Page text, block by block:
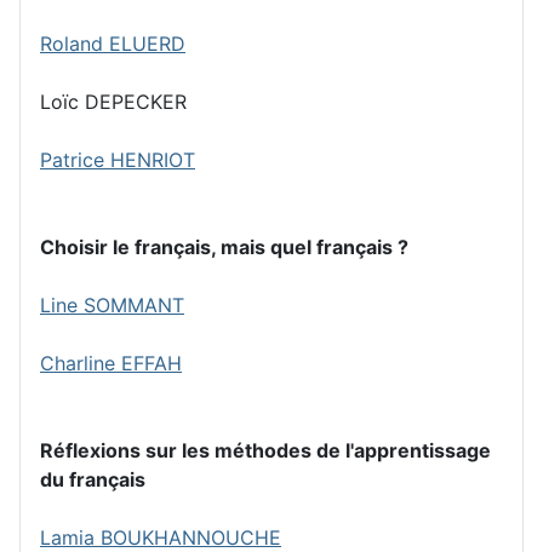
Roland ELUERD
Loïc DEPECKER
Patrice HENRIOT
Choisir le français, mais quel français ?
Line SOMMANT
Charline EFFAH
Réflexions sur les méthodes de l'apprentissage
du français
Lamia BOUKHANNOUCHE